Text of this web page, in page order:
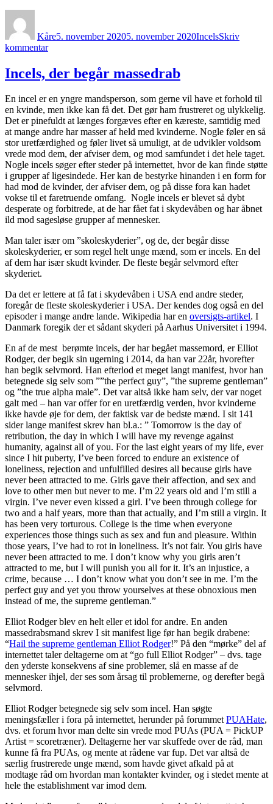
Kåre5. november 20205. november 2020IncelsSkriv
kommentartil
misforståede
opfattelse
incels
Incels, der begår massedrab
En incel er en yngre mandsperson, som gerne vil have et forhold til
en kvinde, men ikke kan få det. Det gør ham frustreret og ulykkelig.
Det er pinefuldt at længes forgæves efter en kæreste, samtidig med
at mange andre har masser af held med kvinderne. Nogle føler en så
stor uretfærdighed og føler livet så umuligt, at de udvikler voldsom
vrede mod dem, der afviser dem, og mod samfundet i det hele taget.
Nogle incels søger efter steder på internettet, hvor de kan finde støtte
i grupper af ligesindede. Her kan de bestyrke hinanden i en form for
had mod de kvinder, der afviser dem, og på disse fora kan hadet
vokse til et faretruende omfang. Nogle incels er blevet så dybt
desperate og forbitrede, at de har fået fat i skydevåben og har åbnet
ild mod sagesløse grupper af mennesker.
Man taler især om ”skoleskyderier”, og de, der begår disse
skoleskyderier, er som regel helt unge mænd, som er incels. En del
af dem har især skudt kvinder. De fleste begår selvmord efter
skyderiet.
Da det er lettere at få fat i skydevåben i USA end andre steder,
foregår de fleste skoleskyderier i USA. Der kendes dog også en del
episoder i mange andre lande. Wikipedia har en oversigts-artikel. I
Danmark foregik der et sådant skyderi på Aarhus Universitet i 1994.
En af de mest berømte incels, der har begået massemord, er Elliot
Rodger, der begik sin ugerning i 2014, da han var 22år, hvorefter
han begik selvmord. Han efterlod et meget langt manifest, hvor han
betegnede sig selv som ””the perfect guy”, ”the supreme gentleman”
og ”the true alpha male”. Det var altså ikke ham selv, der var noget
galt med – han var offer for en uretfærdig verden, hvor kvinderne
ikke havde øje for dem, der faktisk var de bedste mænd. I sit 141
sider lange manifest skrev han bl.a.: ” Tomorrow is the day of
retribution, the day in which I will have my revenge against
humanity, against all of you. For the last eight years of my life, ever
since I hit puberty, I’ve been forced to endure an existence of
loneliness, rejection and unfulfilled desires all because girls have
never been attracted to me. Girls gave their affection, and sex and
love to other men but never to me. I’m 22 years old and I’m still a
virgin. I’ve never even kissed a girl. I’ve been through college for
two and a half years, more than that actually, and I’m still a virgin. It
has been very torturous. College is the time when everyone
experiences those things such as sex and fun and pleasure. Within
those years, I’ve had to rot in loneliness. It’s not fair. You girls have
never been attracted to me. I don’t know why you girls aren’t
attracted to me, but I will punish you all for it. It’s an injustice, a
crime, because … I don’t know what you don’t see in me. I’m the
perfect guy and yet you throw yourselves at these obnoxious men
instead of me, the supreme gentleman.”
Elliot Rodger blev en helt eller et idol for andre. En anden
massedrabsmand skrev I sit manifest lige før han begik drabene:
“Hail the supreme gentleman Elliot Rodger!” På den “mørke” del af
internettet taler deltagerne om at “go full Elliot Rodger” – dvs. tage
den yderste konsekvens af sine problemer, slå en masse af de
mennesker ihjel, der ses som årsag til problemerne, og derefter begå
selvmord.
Elliot Rodger betegnede sig selv som incel. Han søgte
meningsfæller i fora på internettet, herunder på forummetPUAHate,
dvs. et forum hvor man delte sin vrede mod PUAs (PUA = PickUP
Artist = scoretræner). Deltagerne her var skuffede over de råd, man
kunne få fra PUAs, og mente at rådene var fup. Det var altså de
særlig frustrerede unge mænd, som havde givet afkald på at
modtage råd om hvordan man kontakter kvinder, og i stedet mente at
hele the establishment var imod dem.